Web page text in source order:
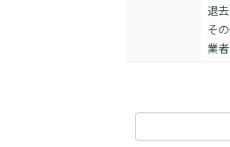
退
そ
業